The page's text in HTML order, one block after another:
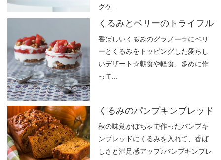
グケ...
くるみとベリーのトライフル
香ばしいくるみのグラノーラにベリ
ーとくるみをトッピングした愛らし
いデザート☆朝食や軽食、多めに作
って...
くるみのパンプキンブレッド
秋の味覚かぼちゃで作ったパンプキ
ンブレッドにくるみを入れて、香ば
しさと満足感アップ♪パンプキンブレ